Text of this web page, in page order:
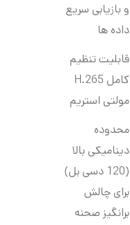
و بازیابی سریع
داده ها
قابلیت تنظیم
کامل H.265
مولتی استریم
محدوده
دینامیکی بالا
(120 دسی بل)
برای چالش
برانگیز صحنه